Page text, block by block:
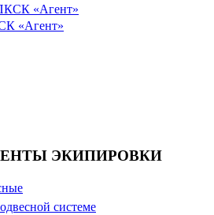
«Агент»
ЭКИПИРОВКИ
системе